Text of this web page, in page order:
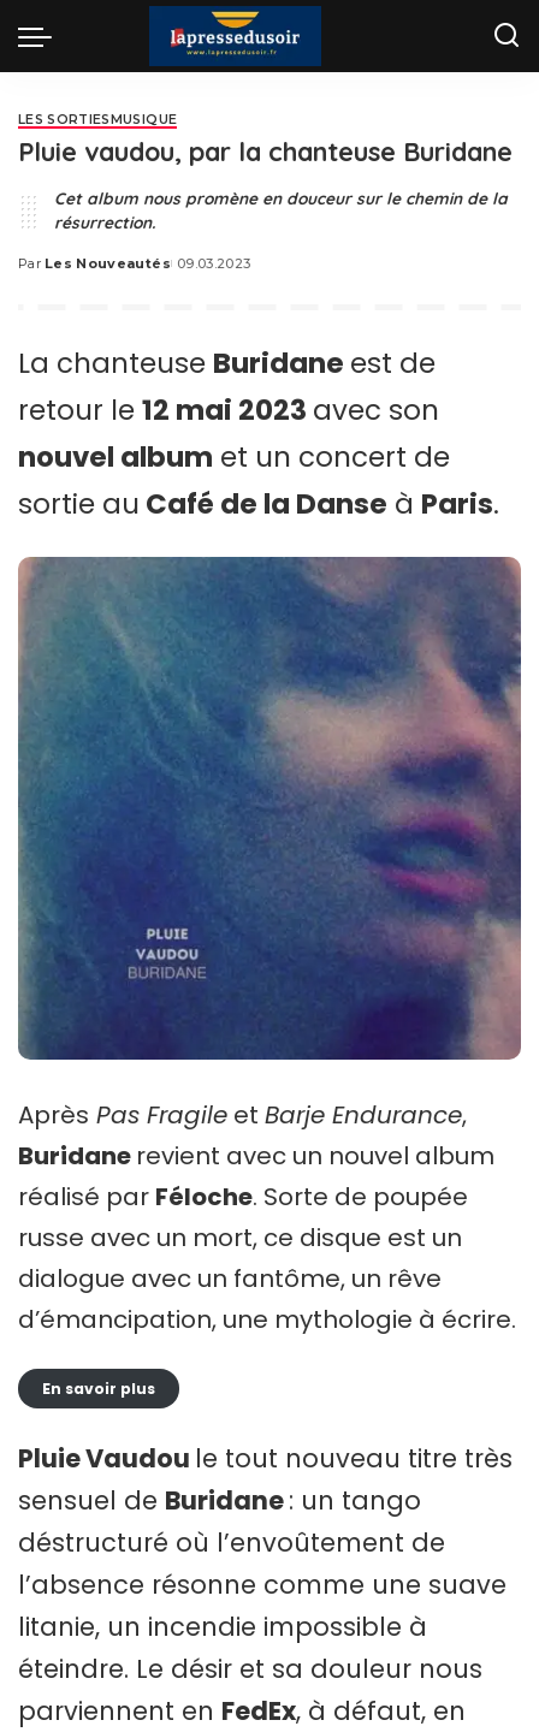
LES SORTIESMUSIQUE
Pluie vaudou, par la chanteuse Buridane
Cet album nous promène en douceur sur le chemin de la
résurrection.
Posted
Par Les Nouveautés 09.03.2023
La chanteuse Buridane est de
retour le 12 mai 2023 avec son
nouvel album et un concert de
sortie au Café de la Danse à Paris.
Après Pas Fragile et Barje Endurance,
Buridane revient avec un nouvel album
réalisé par Féloche. Sorte de poupée
russe avec un mort, ce disque est un
dialogue avec un fantôme, un rêve
d’émancipation, une mythologie à écrire.
En savoir plus
Pluie Vaudou le tout nouveau titre très
sensuel de Buridane: un tango
déstructuré où l’envoûtement de
l’absence résonne comme une suave
litanie, un incendie impossible à
éteindre. Le désir et sa douleur nous
parviennent en FedEx, à défaut, en